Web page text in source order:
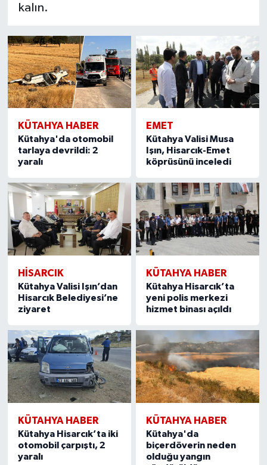
kalın.
KÜTAHYA HABER
Kütahya'da otomobil
tarlaya devrildi: 2
yaralı
EMET
Kütahya Valisi Musa
Işın, Hisarcık-Emet
köprüsünü inceledi
HISARCIK
Kütahya Valisi Işın’dan
Hisarcık Belediyesi’ne
ziyaret
KÜTAHYA HABER
Kütahya Hisarcık’ta
yeni polis merkezi
hizmet binası açıldı
KÜTAHYA HABER
Kütahya Hisarcık’ta iki
otomobil çarpıştı, 2
yaralı
KÜTAHYA HABER
Kütahya'da
biçerdöverin neden
olduğu yangın
Sağlık
Şaphane
Simav
Siyaset
Tavşanlı
Teknoloji
Türkiye
Video Galeri
Yaşam
Yemek Tarifleri